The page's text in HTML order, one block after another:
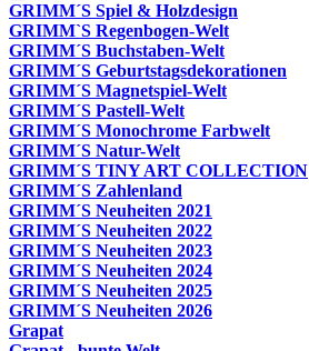
GRIMM´S Spiel & Holzdesign
GRIMM`S Regenbogen-Welt
GRIMM´S Buchstaben-Welt
GRIMM´S Geburtstagsdekorationen
GRIMM´S Magnetspiel-Welt
GRIMM´S Pastell-Welt
GRIMM´S Monochrome Farbwelt
GRIMM´S Natur-Welt
GRIMM´S TINY ART COLLECTION
GRIMM´S Zahlenland
GRIMM´S Neuheiten 2021
GRIMM´S Neuheiten 2022
GRIMM´S Neuheiten 2023
GRIMM´S Neuheiten 2024
GRIMM´S Neuheiten 2025
GRIMM´S Neuheiten 2026
Grapat